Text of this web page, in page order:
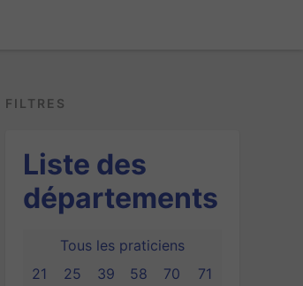
FILTRES
Liste des
départements
Tous les praticiens
21
25 39 58 70
71